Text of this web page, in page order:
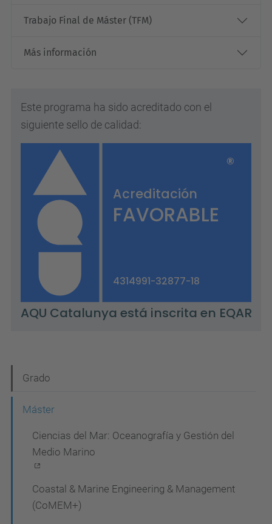
Trabajo Final de Máster (TFM)
Más información
Este programa ha sido acreditado con el
siguiente sello de calidad:
a
Grado
Máster
Ciencias del Mar: Oceanografía y Gestión del
Medio Marino
Coastal & Marine Engineering & Management
(CoMEM+)